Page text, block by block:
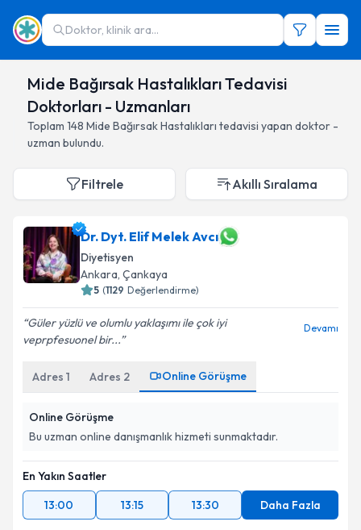
Doktor, klinik ara...
Mide Bağırsak Hastalıkları Tedavisi
Doktorları - Uzmanları
Toplam 148 Mide Bağırsak Hastalıkları tedavisi yapan doktor -
uzman bulundu.
Filtrele Akıllı Sıralama
Dr. Dyt. Elif Melek Avcı
Diyetisyen
Ankara, Çankaya
5 (1129 Değerlendirme)
Güler yüzlü ve olumlu yaklaşımı ile çok iyi
veprpfesuonel bir...
Devamı
Adres 1 Adres 2 Online Görüşme
Online Görüşme
Bu uzman online danışmanlık hizmeti sunmaktadır.
En Yakın Saatler
13:00
13:15 13:30 Daha Fazla